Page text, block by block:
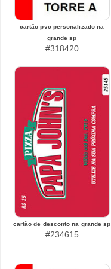
cartão pvc personalizado na
grande sp
#318420
cartão de desconto na grande sp
#234615